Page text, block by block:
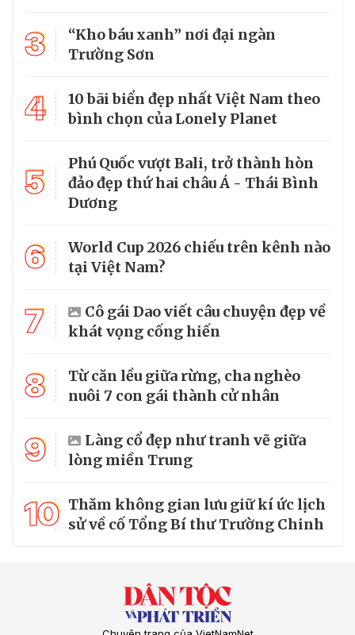
3
“Kho báu xanh” nơi đại ngàn
Trường Sơn
4
10 bãi biển đẹp nhất Việt Nam theo
bình chọn của Lonely Planet
5
Phú Quốc vượt Bali, trở thành hòn
đảo đẹp thứ hai châu Á - Thái Bình
Dương
6
World Cup 2026 chiếu trên kênh nào
tại Việt Nam?
7
Cô gái Dao viết câu chuyện đẹp về
khát vọng cống hiến
8
Từ căn lều giữa rừng, cha nghèo
nuôi 7 con gái thành cử nhân
9
Làng cổ đẹp như tranh vẽ giữa
lòng miền Trung
10 Thăm không gian lưu giữ kí ức lịch
sử về cố Tổng Bí thư Trường Chinh